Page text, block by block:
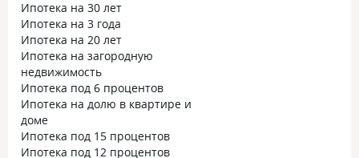
Ипотека на 30 лет
Ипотека на 3 года
Ипотека на 20 лет
Ипотека на загородную
недвижимость
Ипотека под 6 процентов
Ипотека на долю в квартире и
доме
Ипотека под 15 процентов
Ипотека под 12 процентов